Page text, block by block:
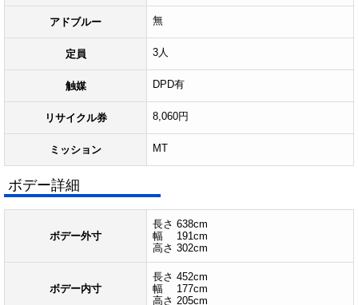
アドブルー 無
定員 3人
触媒 DPD有
リサイクル券 8,060円
ミッション MT
ボデー詳細
ボデー外寸
長さ 638cm
幅 191cm
高さ 302cm
ボデー内寸
長さ 452cm
幅 177cm
高さ 205cm